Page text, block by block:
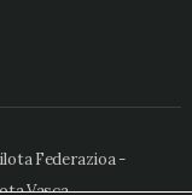
Federazioa -